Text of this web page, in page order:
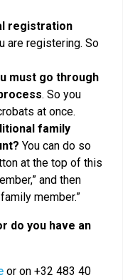
registration
are registering. So
must go through
. So you
at once.
family
You can do so
at the top of this
and then
member.”
do you have an
or on +32 483 40